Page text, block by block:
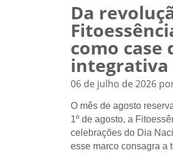
Da
como case
integrativa
06 de julho de 2026
O mês de agosto
1º de agosto, a
celebrações do Dia
esse marco consagra a